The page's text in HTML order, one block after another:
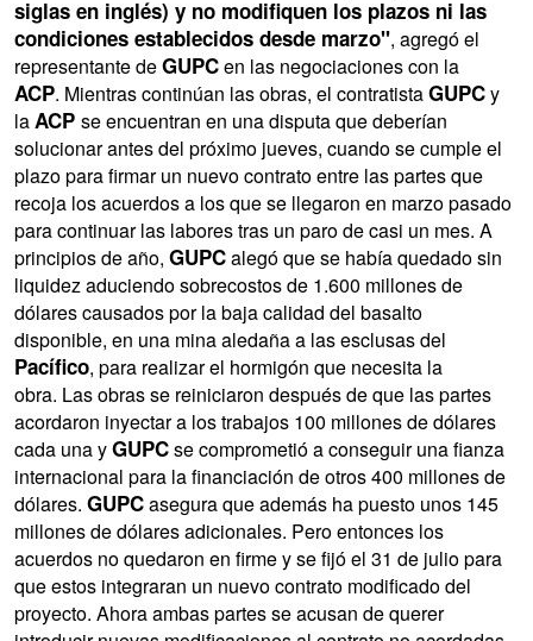
siglas en inglés) y no modifiquen los plazos ni las
condiciones establecidos desde marzo", agregó el
representante deGUPCen las negociaciones con la
ACP. Mientras continúan las obras, el contratistaGUPCy
laACP se encuentran en una disputa que deberían
solucionar antes del próximo jueves, cuando se cumple el
plazo para firmar un nuevo contrato entre las partes que
recoja los acuerdos a los que se llegaron en marzo pasado
para continuar las labores tras un paro de casi un mes. A
principios de año, GUPCalegó que se había quedado sin
liquidez aduciendo sobrecostos de 1.600 millones de
dólares causados por la baja calidad del basalto
disponible, en una mina aledaña a las esclusas del
Pacífico, para realizar el hormigón que necesita la
obra. Las obras se reiniciaron después de que las partes
acordaron inyectar a los trabajos 100 millones de dólares
cada una yGUPCse comprometió a conseguir una fianza
internacional para la financiación de otros 400 millones de
dólares. GUPCasegura que además ha puesto unos 145
millones de dólares adicionales. Pero entonces los
acuerdos no quedaron en firme y se fijó el 31 de julio para
que estos integraran un nuevo contrato modificado del
proyecto. Ahora ambas partes se acusan de querer